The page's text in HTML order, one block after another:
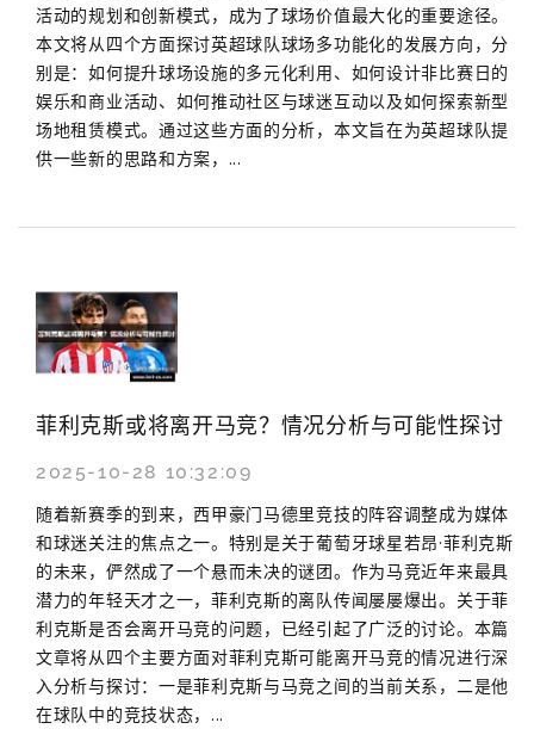
活动的规划和创新模式，成为了球场价值最大化的重要途径。
本文将从四个方面探讨英超球队球场多功能化的发展方向，分
别是：如何提升球场设施的多元化利用、如何设计非比赛日的
娱乐和商业活动、如何推动社区与球迷互动以及如何探索新型
场地租赁模式。通过这些方面的分析，本文旨在为英超球队提
供一些新的思路和方案，...
菲利克斯或将离开马竞？情况分析与可能性探讨
2025-10-28 10:32:09
随着新赛季的到来，西甲豪门马德里竞技的阵容调整成为媒体
和球迷关注的焦点之一。特别是关于葡萄牙球星若昂·菲利克斯
的未来，俨然成了一个悬而未决的谜团。作为马竞近年来最具
潜力的年轻天才之一，菲利克斯的离队传闻屡屡爆出。关于菲
利克斯是否会离开马竞的问题，已经引起了广泛的讨论。本篇
文章将从四个主要方面对菲利克斯可能离开马竞的情况进行深
入分析与探讨：一是菲利克斯与马竞之间的当前关系，二是他
在球队中的竞技状态，...